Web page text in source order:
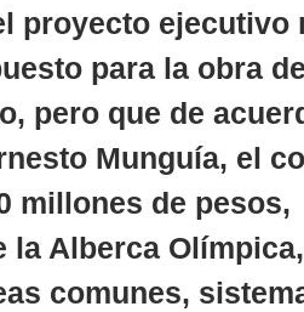
proyecto ejecutivo
para la obra
pero que de
Munguía, el
millones de pesos,
la Alberca
comunes,